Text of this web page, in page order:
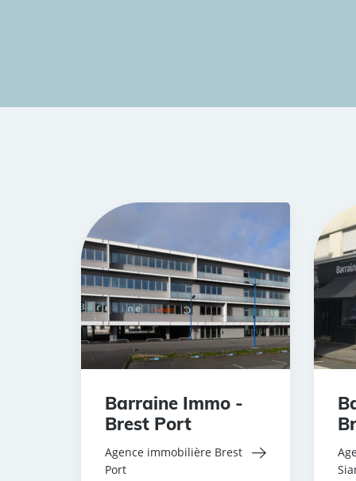
Barraine Immo -
Brest Port
Agence immobilière Brest
Port